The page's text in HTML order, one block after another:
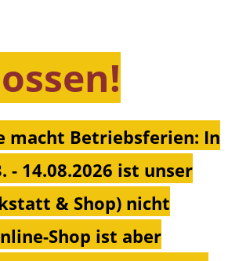
macht Betriebsferien: In
- 14.08.2026 ist unser
& Shop) nicht
Shop ist aber